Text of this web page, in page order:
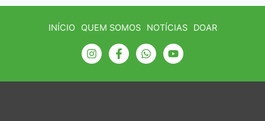
INÍCIO QUEM SOMOS NOTÍCIAS DOAR